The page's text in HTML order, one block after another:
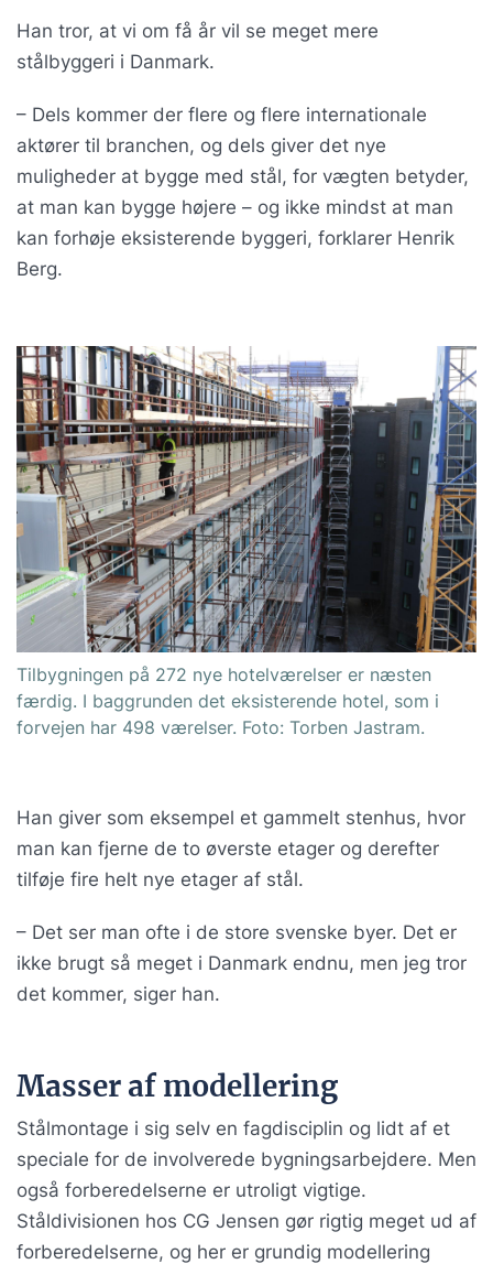
Han tror, at vi om få år vil se meget mere
stålbyggeri i Danmark.
– Dels kommer der flere og flere internationale
aktører til branchen, og dels giver det nye
muligheder at bygge med stål, for vægten betyder,
at man kan bygge højere – og ikke mindst at man
kan forhøje eksisterende byggeri, forklarer Henrik
Berg.
Tilbygningen på 272 nye hotelværelser er næsten
færdig. I baggrunden det eksisterende hotel, som i
forvejen har 498 værelser. Foto: Torben Jastram.
Han giver som eksempel et gammelt stenhus, hvor
man kan fjerne de to øverste etager og derefter
tilføje fire helt nye etager af stål.
– Det ser man ofte i de store svenske byer. Det er
ikke brugt så meget i Danmark endnu, men jeg tror
det kommer, siger han.
Masser af modellering
Stålmontage i sig selv en fagdisciplin og lidt af et
speciale for de involverede bygningsarbejdere. Men
også forberedelserne er utroligt vigtige.
Ståldivisionen hos CG Jensen gør rigtig meget ud af
forberedelserne, og her er grundig modellering